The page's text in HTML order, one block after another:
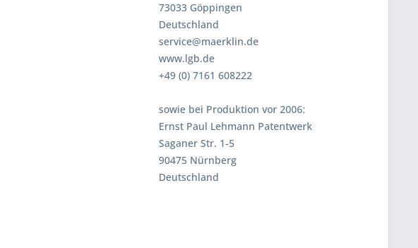
73033 Göppingen
Deutschland
service@maerklin.de
www.lgb.de
+49 (0) 7161 608222
sowie bei Produktion vor 2006:
Ernst Paul Lehmann Patentwerk
Saganer Str. 1-5
90475 Nürnberg
Deutschland